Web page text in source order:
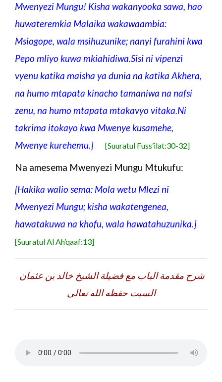
Mwenyezi Mungu! Kisha wakanyooka sawa, hao
huwateremkia Malaika wakawaambia:
Msiogope, wala msihuzunike; nanyi furahini kwa
Pepo mliyo kuwa mkiahidiwa.Sisi ni vipenzi
vyenu katika maisha ya dunia na katika Akhera,
na humo mtapata kinacho tamaniwa na nafsi
zenu, na humo mtapata mtakavyo vitaka.Ni
takrima itokayo kwa Mwenye kusamehe,
Mwenye kurehemu.]
[Suuratul Fuss’ilat:30-32]
Na amesema Mwenyezi Mungu Mtukufu:
[Hakika walio sema: Mola wetu Mlezi ni
Mwenyezi Mungu; kisha wakatengenea,
hawatakuwa na khofu, wala hawatahuzunika.]
[Suuratul Al Ah’qaaf:13]
السبت حفظه الله تعالى